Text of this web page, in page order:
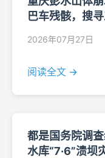
巴车残骸，搜
2026年07月27日
阅读全文 →
都是国务院调
水库“7·6”溃坝